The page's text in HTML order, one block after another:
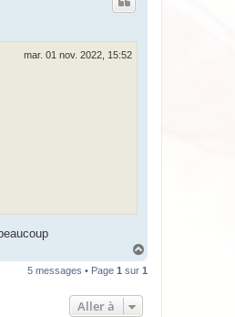
mar. 01 nov. 2022, 15:52
u
5 messages • Page 1 sur 1
Aller à